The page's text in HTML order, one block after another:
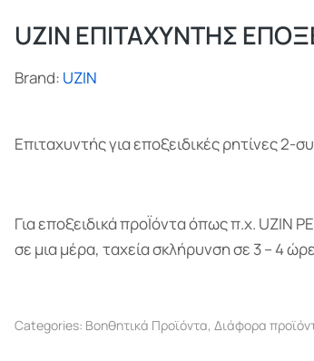
UZIN ΕΠΙΤΑΧΥΝΤΗΣ
Brand: UZIN
Επιταχυντής για εποξειδικές ρητίνες 2-
Για εποξειδικά προΪόντα όπως π.χ. UZIN
σε μια μέρα, ταχεία σκλήρυνση σε 3 – 4
Categories: Βοηθητικά Προϊόντα, Διάφορα